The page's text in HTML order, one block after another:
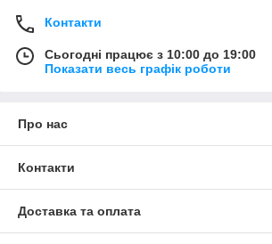
Контакти
Сьогодні працює з 10:00 до 19:00
Показати весь графік роботи
Про нас
Контакти
Доставка та оплата